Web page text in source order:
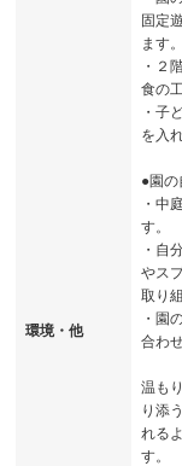
環境・他
固定
ます。
・２
食の
・子
を入
●園の
・中
す。
・自
やス
取り
・園
合わ
温も
り添
れる
す。